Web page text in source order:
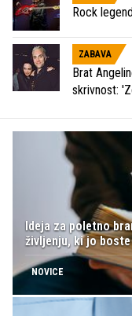
Rock
ZABAVA
Brat
skrivnost:
Ideja za poletno
življenju, ki jo
NOVICE